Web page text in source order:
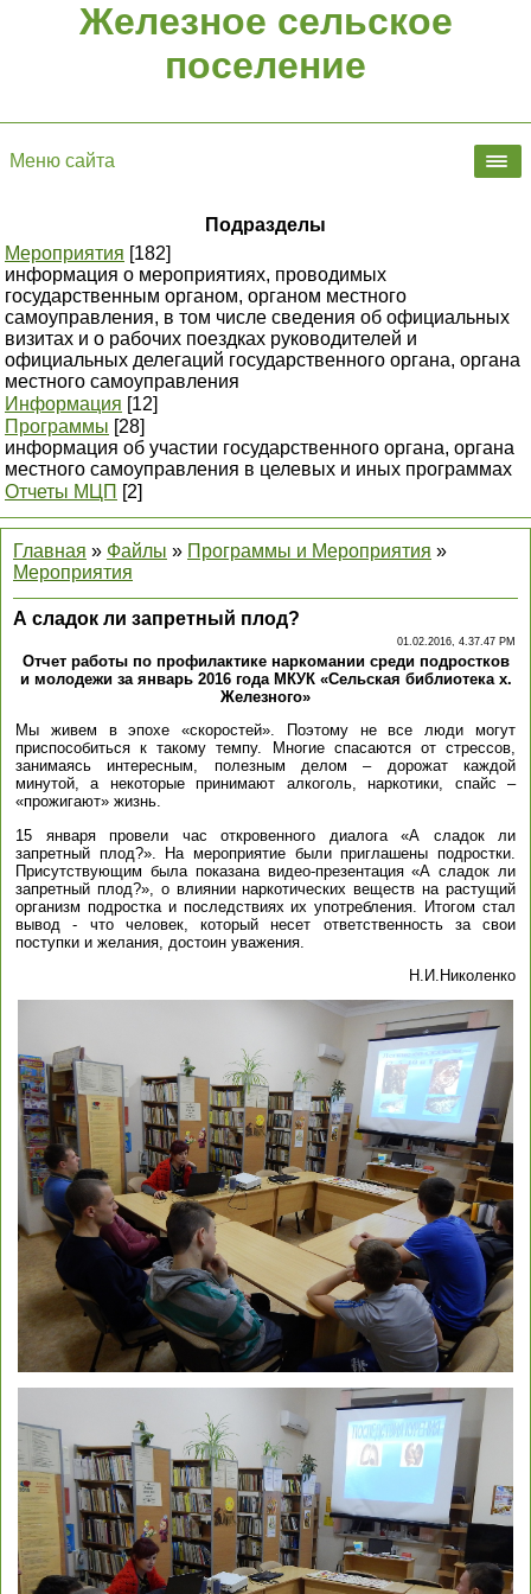
Железное сельское
поселение
Меню сайта
Подразделы
Мероприятия [182]
информация о мероприятиях, проводимых
государственным органом, органом местного
самоуправления, в том числе сведения об официальных
визитах и о рабочих поездках руководителей и
официальных делегаций государственного органа, органа
местного самоуправления
Информация [12]
Программы [28]
информация об участии государственного органа, органа
местного самоуправления в целевых и иных программах
Отчеты МЦП [2]
Главная » Файлы » Программы и Мероприятия »
Мероприятия
А сладок ли запретный плод?
01.02.2016, 4.37.47 PM
Отчет работы по профилактике наркомании среди подростков
и молодежи за январь 2016 года МКУК «Сельская библиотека х.
Железного»
Мы живем в эпохе «скоростей». Поэтому не все люди могут
приспособиться к такому темпу. Многие спасаются от стрессов,
занимаясь интересным, полезным делом – дорожат каждой
минутой, а некоторые принимают алкоголь, наркотики, спайс –
«прожигают» жизнь.
15 января провели час откровенного диалога «А сладок ли
запретный плод?». На мероприятие были приглашены подростки.
Присутствующим была показана видео-презентация «А сладок ли
запретный плод?», о влиянии наркотических веществ на растущий
организм подростка и последствиях их употребления. Итогом стал
вывод - что человек, который несет ответственность за свои
поступки и желания, достоин уважения.
Н.И.Николенко